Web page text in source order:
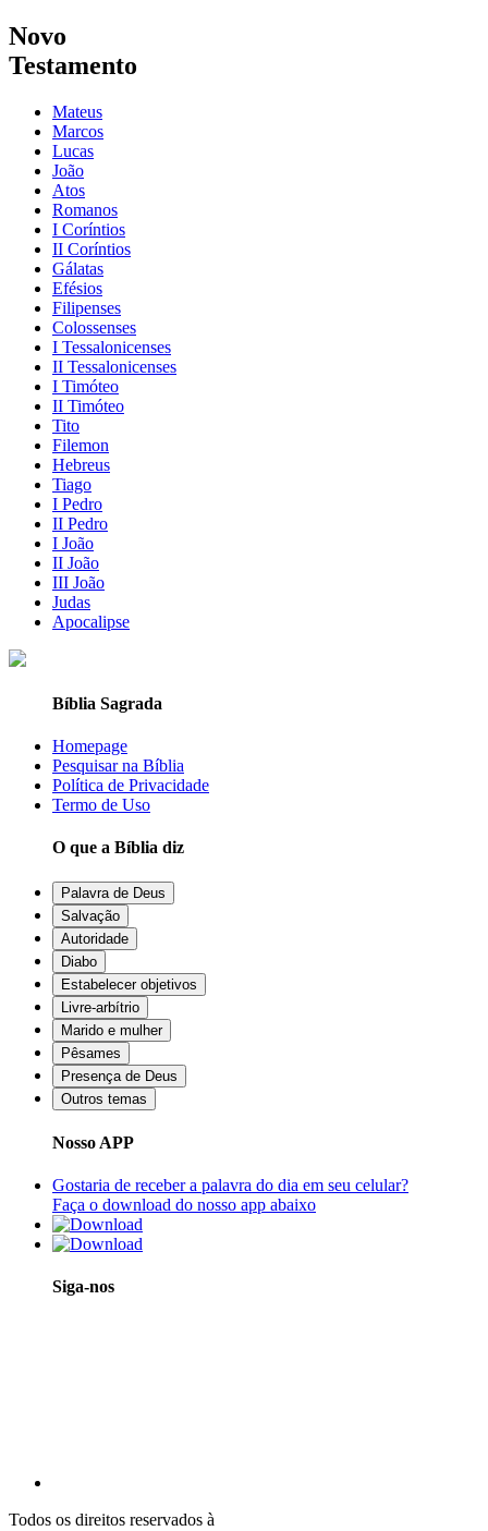
Novo
Testamento
Mateus
Marcos
Lucas
João
Atos
Romanos
I Coríntios
II Coríntios
Gálatas
Efésios
Filipenses
Colossenses
I Tessalonicenses
II Tessalonicenses
I Timóteo
II Timóteo
Tito
Filemon
Hebreus
Tiago
I Pedro
II Pedro
I João
II João
III João
Judas
Apocalipse
Bíblia Sagrada
Homepage
Pesquisar na Bíblia
Política de Privacidade
Termo de Uso
O que a Bíblia diz
Palavra de Deus
Salvação
Autoridade
Diabo
Estabelecer objetivos
Livre-arbítrio
Marido e mulher
Pêsames
Presença de Deus
Outros temas
Nosso APP
Gostaria de receber a palavra do dia em seu celular?
Faça o download do nosso app abaixo
Siga-nos
Todos os direitos reservados à